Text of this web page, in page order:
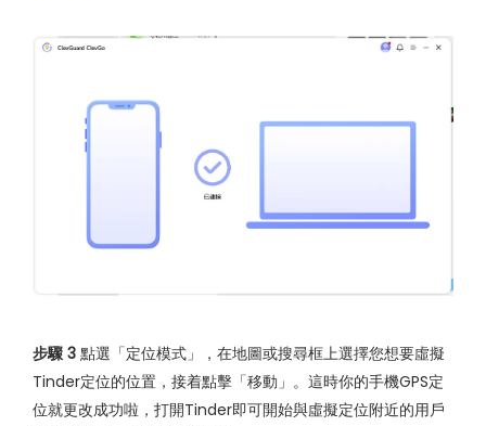
步驟 3 點選「定位模式」，在地圖或搜尋框上選擇您想要虛擬
Tinder定位的位置，接着點擊「移動」。這時你的手機GPS定
位就更改成功啦，打開Tinder即可開始與虛擬定位附近的用戶